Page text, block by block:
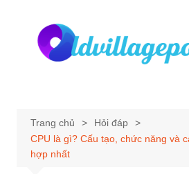
Trang chủ
Hỏi đáp
CPU là gì? Cấu tạo, chức năng và
hợp nhất